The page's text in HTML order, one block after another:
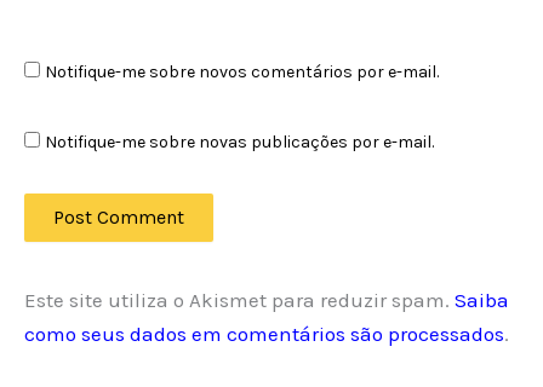
Notifique-me sobre novos comentários por e-mail.
Notifique-me sobre novas publicações por e-mail.
Este site utiliza o Akismet para reduzir spam. Saiba
como seus dados em comentários são processados.